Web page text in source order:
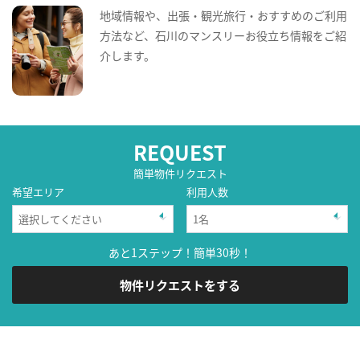
地域情報や、出張・観光旅行・おすすめのご利用
方法など、石川のマンスリーお役立ち情報をご紹
介します。
REQUEST
簡単物件リクエスト
希望エリア
利用人数
あと1ステップ！簡単30秒！
物件リクエストをする